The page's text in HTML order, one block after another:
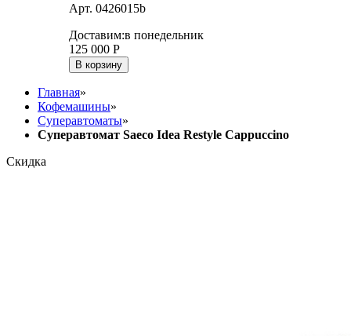
Арт. 0426015b
Доставим:в понедельник
125 000 Р
В корзину
Главная»
Кофемашины»
Суперавтоматы»
Суперавтомат Saeco Idea Restyle Cappuccino
Скидка